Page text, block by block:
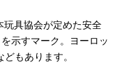
ラルなデザイ
玩具協会が定めた安全
示すマーク。ヨーロッ
もあります。